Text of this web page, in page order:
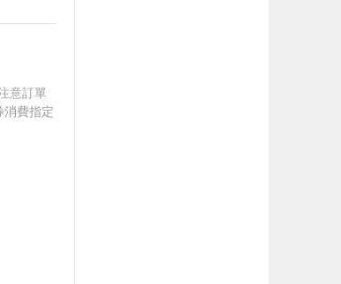
意訂單
費指定